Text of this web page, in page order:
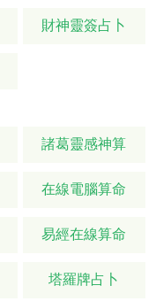
財神靈簽占卜
諸葛靈感神算
在線電腦算命
易經在線算命
塔羅牌占卜